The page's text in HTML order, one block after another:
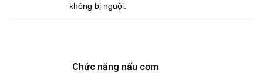
không bị nguội.
Chức năng nấu cơm